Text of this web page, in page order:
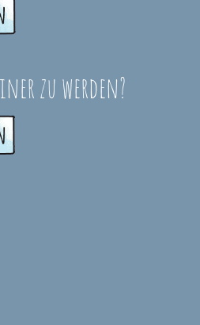
zu werden?